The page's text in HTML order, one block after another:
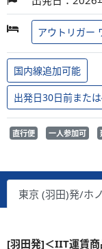
アウトリガー
国内線追加可能
出発日30日前また
直行便 一人参加可
東京 (羽田)発/ホ
[羽田発]＜IIT運賃